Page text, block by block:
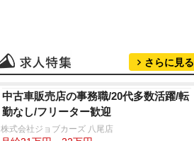
さらに見る
中古車販売店の事務職/20代多数活躍/転
勤なし/フリーター歓迎
株式会社ジョブカーズ 八尾店